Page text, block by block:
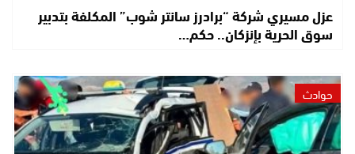
عزل مسيري شركة “برادرز سانتر شوب” المكلفة بتدبير
سوق الحرية بإنزكان.. حكم…
حوادث